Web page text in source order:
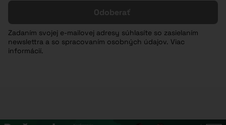
Odoberať
Zadaním svojej e-mailovej adresy súhlasíte so zasielaním
newslettra a so spracovaním osobných údajov. Viac
informácií.